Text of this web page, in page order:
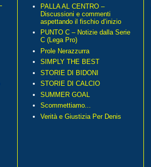
PALLA AL CENTRO –
Discussioni e commenti
aspettando il fischio d’inizio
PUNTO C – Notizie dalla Serie
C (Lega Pro)
Prole Nerazzurra
SIMPLY THE BEST
STORIE DI BIDONI
STORIE DI CALCIO
SUMMER GOAL
Scommettiamo...
Verità e Giustizia Per Denis